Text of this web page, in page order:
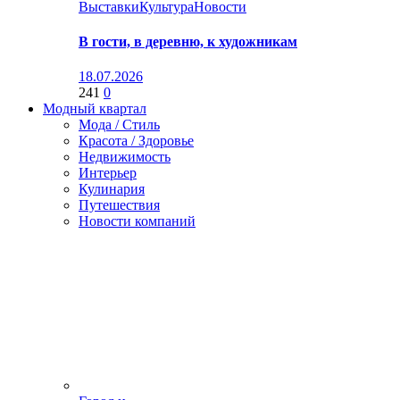
ВыставкиКультураНовости
В гости, в деревню, к художникам
18.07.2026
241 0
Модный квартал
Мода / Стиль
Красота / Здоровье
Недвижимость
Интерьер
Кулинария
Путешествия
Новости компаний